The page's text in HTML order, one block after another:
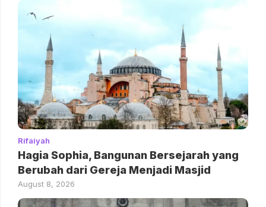
Rifaiyah
Hagia Sophia, Bangunan Bersejarah yang
Berubah dari Gereja Menjadi Masjid
August 8, 2026